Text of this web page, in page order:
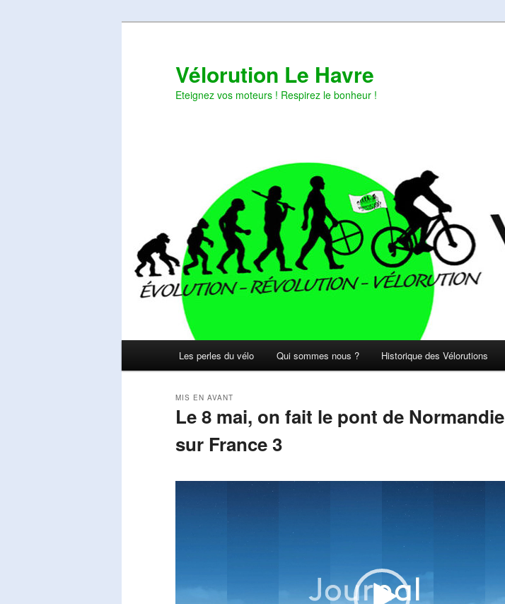
Vélorution Le Havre
Eteignez vos moteurs ! Respirez le bonheur !
Les perles du vélo Qui sommes nous ? Historique des Vélorutions
Le 8 mai, on fait le pont de Normandie
sur France 3
MIS EN AVANT